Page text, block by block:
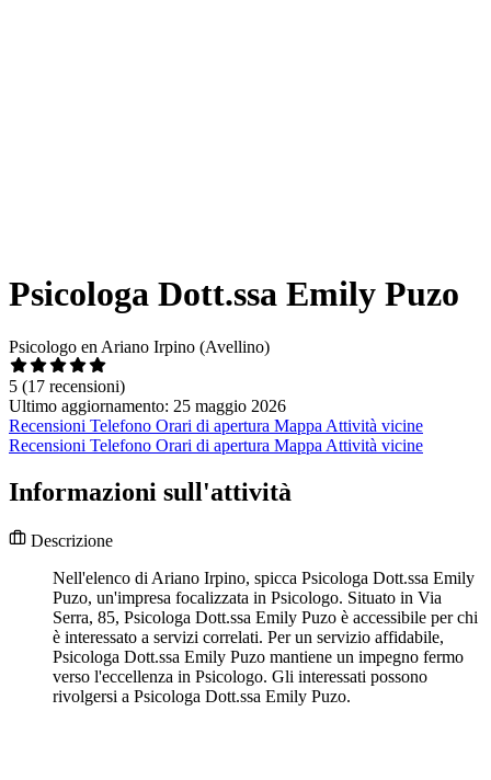
Psicologa Dott.ssa Emily Puzo
Psicologo en Ariano Irpino (Avellino)
5 (17 recensioni)
Ultimo aggiornamento: 25 maggio 2026
Recensioni Telefono Orari di apertura Mappa Attività vicine
Recensioni Telefono Orari di apertura Mappa Attività vicine
Informazioni sull'attività
Descrizione
Nell'elenco di Ariano Irpino, spicca Psicologa Dott.ssa Emily
Puzo, un'impresa focalizzata in Psicologo. Situato in Via
Serra, 85, Psicologa Dott.ssa Emily Puzo è accessibile per chi
è interessato a servizi correlati. Per un servizio affidabile,
Psicologa Dott.ssa Emily Puzo mantiene un impegno fermo
verso l'eccellenza in Psicologo. Gli interessati possono
rivolgersi a Psicologa Dott.ssa Emily Puzo.